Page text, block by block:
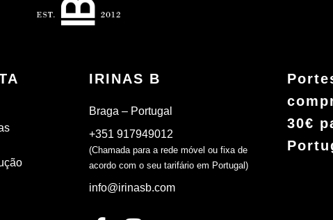
IRINAS B
Braga – Portugal
+351 917949012
(Chamada para a rede móvel ou fixa de
acordo com o seu tarifário em Portugal)
info@irinasb.com
30€